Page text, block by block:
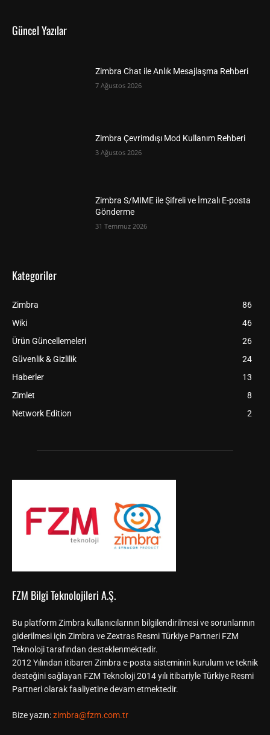
Güncel Yazılar
Zimbra Chat ile Anlık Mesajlaşma Rehberi
7 Ağustos 2026
Zimbra Çevrimdışı Mod Kullanım Rehberi
3 Ağustos 2026
Zimbra S/MIME ile Şifreli ve İmzalı E-posta
Gönderme
31 Temmuz 2026
Kategoriler
Zimbra
86
Wiki
46
Ürün Güncellemeleri
26
Güvenlik & Gizlilik
24
Haberler
13
Zimlet
8
Network Edition
2
FZM Bilgi Teknolojileri A.Ş.
Bu platform Zimbra kullanıcılarının bilgilendirilmesi ve sorunlarının
giderilmesi için Zimbra ve Zextras Resmi Türkiye Partneri FZM
Teknoloji tarafından desteklenmektedir.
2012 Yılından itibaren Zimbra e-posta sisteminin kurulum ve teknik
desteğini sağlayan FZM Teknoloji 2014 yılı itibariyle Türkiye Resmi
Partneri olarak faaliyetine devam etmektedir.
Bize yazın:zimbra@fzm.com.tr